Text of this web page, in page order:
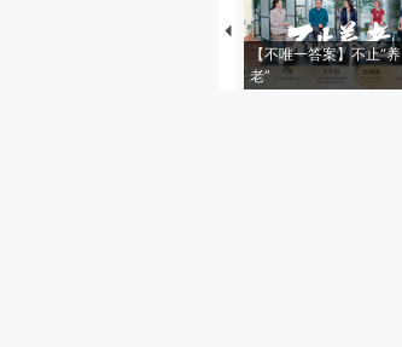
【不唯一答案】不止“养
老”